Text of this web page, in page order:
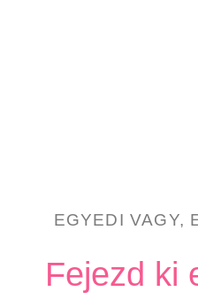
EGYEDI VAGY,
Fejezd ki